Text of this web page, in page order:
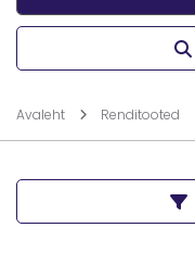
Avaleht Renditooted